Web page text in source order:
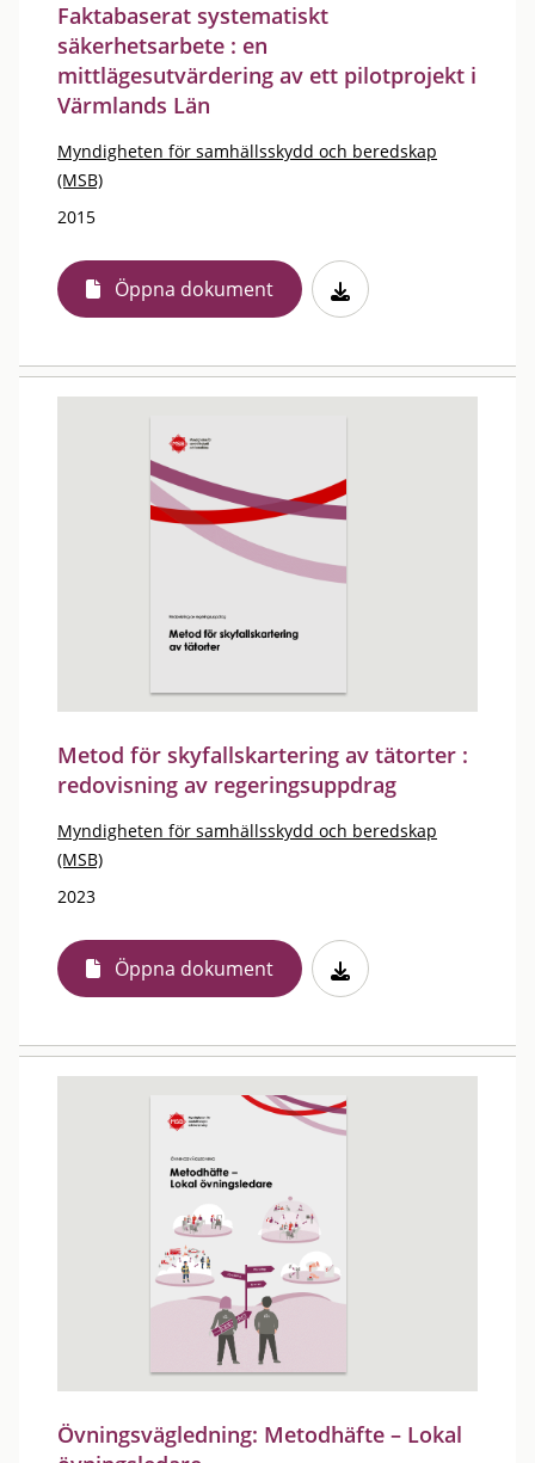
Faktabaserat systematiskt
säkerhetsarbete : en
mittlägesutvärdering av ett pilotprojekt i
Värmlands Län
Myndigheten för samhällsskydd och beredskap
(MSB)
2015
Öppna dokument
Metod för skyfallskartering av tätorter :
redovisning av regeringsuppdrag
Myndigheten för samhällsskydd och beredskap
(MSB)
2023
Öppna dokument
Övningsvägledning: Metodhäfte – Lokal